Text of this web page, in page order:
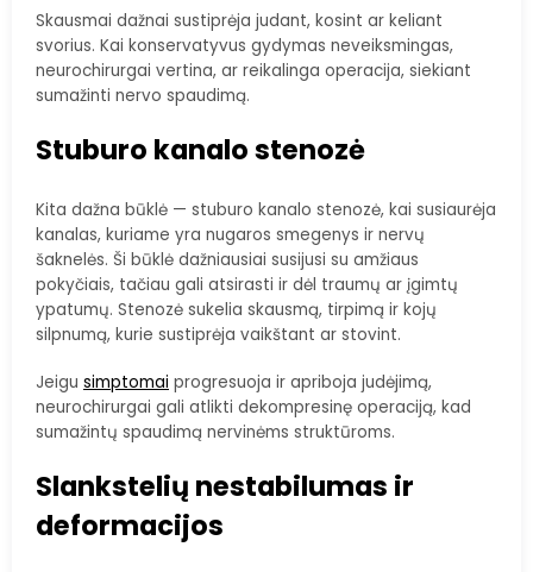
Skausmai dažnai sustiprėja judant, kosint ar keliant
svorius. Kai konservatyvus gydymas neveiksmingas,
neurochirurgai vertina, ar reikalinga operacija, siekiant
sumažinti nervo spaudimą.
Stuburo kanalo stenozė
Kita dažna būklė — stuburo kanalo stenozė, kai susiaurėja
kanalas, kuriame yra nugaros smegenys ir nervų
šaknelės. Ši būklė dažniausiai susijusi su amžiaus
pokyčiais, tačiau gali atsirasti ir dėl traumų ar įgimtų
ypatumų. Stenozė sukelia skausmą, tirpimą ir kojų
silpnumą, kurie sustiprėja vaikštant ar stovint.
Jeigu simptomai progresuoja ir apriboja judėjimą,
neurochirurgai gali atlikti dekompresinę operaciją, kad
sumažintų spaudimą nervinėms struktūroms.
Slankstelių nestabilumas ir
deformacijos